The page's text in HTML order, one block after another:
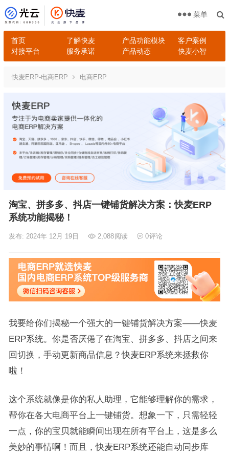
首页 了解快麦 产品功能模块
客户案例
对接平台
服务承诺 产品动态 快麦小智
菜单
快麦ERP-电商ERP 电商ERP
淘宝、拼多多、抖店一键铺货解决方案：快麦ERP
系统功能揭秘！
发布: 2024年 12月 19日 2,088阅读 0评论
我要给你们揭秘一个强大的一键铺货解决方案——快麦
ERP系统。你是否厌倦了在淘宝、拼多多、抖店之间来
回切换，手动更新商品信息？快麦ERP系统来拯救你
啦！
这个系统就像是你的私人助理，它能够理解你的需求，
帮你在各大电商平台上一键铺货。想象一下，只需轻轻
一点，你的宝贝就能瞬间出现在所有平台上，这是多么
美妙的事情啊！而且，快麦ERP系统还能自动同步库